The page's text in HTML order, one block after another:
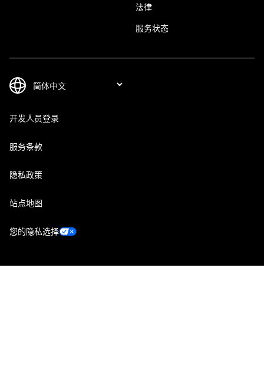
法律
服务状态
开发人员登录
服务条款
隐私政策
站点地图
您的隐私选择